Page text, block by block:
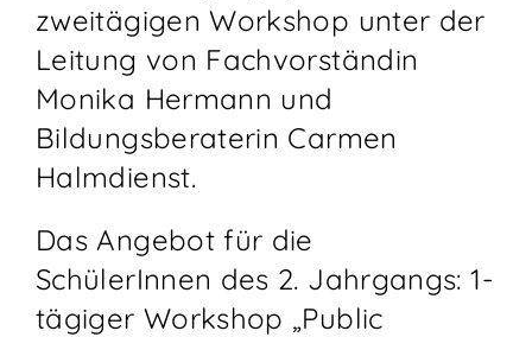
zweitägigen Workshop unter der
Leitung von Fachvorständin
Monika Hermann und
Bildungsberaterin Carmen
Halmdienst.
Das Angebot für die
SchülerInnen des 2. Jahrgangs: 1-
tägiger Workshop „Public